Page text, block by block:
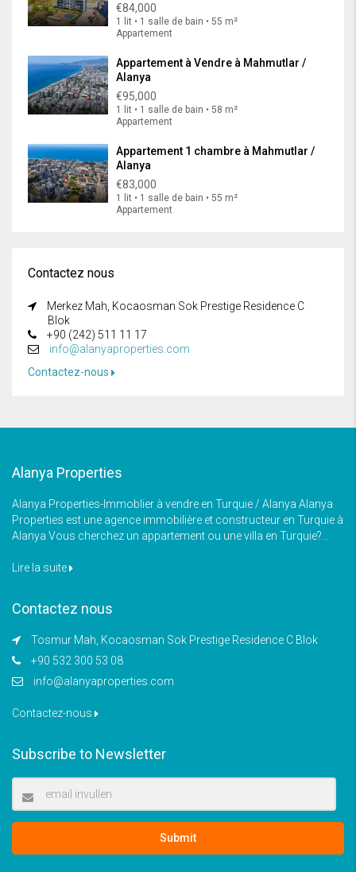
€84,000
1 lit • 1 salle de bain • 55 m²
Appartement
Appartement à Vendre à Mahmutlar /
Alanya
€95,000
1 lit • 1 salle de bain • 58 m²
Appartement
Appartement 1 chambre à Mahmutlar /
Alanya
€83,000
1 lit • 1 salle de bain • 55 m²
Appartement
Contactez nous
Merkez Mah, Kocaosman Sok Prestige Residence C
Blok
+90 (242) 511 11 17
info@alanyaproperties.com
Contactez-nous
Alanya Properties
Alanya Properties-Immoblier à vendre en Turquie / Alanya Alanya
Properties est une agence immobilière et constructeur en Turquie à
Alanya Vous cherchez un appartement ou une villa en Turquie?...
Lire la suite
Contactez nous
Tosmur Mah, Kocaosman Sok Prestige Residence C Blok
+90 532 300 53 08
info@alanyaproperties.com
Contactez-nous
Subscribe to Newsletter
Submit